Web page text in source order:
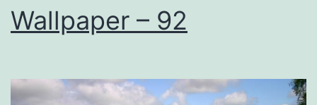
Wallpaper – 92